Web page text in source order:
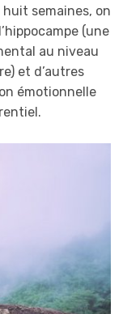
semaines, on
(une
au niveau
et d’autres
émotionnelle